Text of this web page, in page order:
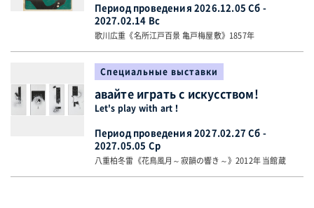
Период проведения 2026.12.05 Сб -
2027.02.14 Вс
歌川広重《名所江戸百景 亀戸梅屋敷》1857年
Специальные выставки
авайте играть с искусством!
Let's play with art！
Период проведения 2027.02.27 Сб -
2027.05.05 Ср
八重柏冬雷《花鳥風月～寂韻の響き～》2012年 当館蔵